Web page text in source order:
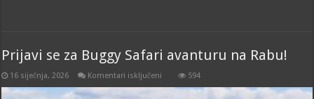
Prijavi se za Buggy Safari avanturu na Rabu!
16 siječnja, 2026 Komentari isključeni 594